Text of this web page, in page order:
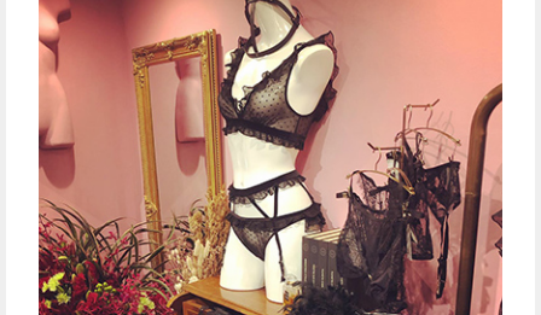
ト
ピ
ソーシャル
アイテム
索
ウートピとは？
Facebook Twitter